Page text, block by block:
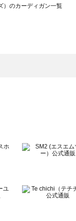
）のカーディガン一覧
スモス）のカーディガン
のカーディガン一覧
一覧